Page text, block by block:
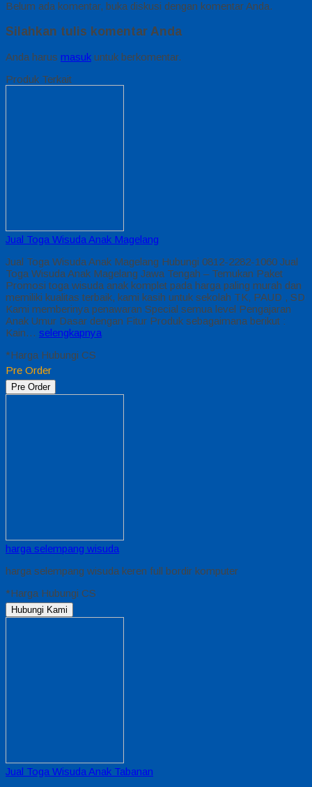
Belum ada komentar, buka diskusi dengan komentar Anda.
Silahkan tulis komentar Anda
Anda harus masuk untuk berkomentar.
Produk Terkait
Jual Toga Wisuda Anak Magelang
Jual Toga Wisuda Anak Magelang Hubungi 0812-2282-1060 Jual
Toga Wisuda Anak Magelang Jawa Tengah – Temukan Paket
Promosi toga wisuda anak komplet pada harga paling murah dan
memiliki kualitas terbaik, kami kasih untuk sekolah TK, PAUD , SD
Kami memberinya penawaran Special semua level Pengajaran
Anak Umur Dasar dengan Fitur Produk sebagaimana berikut :
Kain… selengkapnya
*Harga Hubungi CS
Pre Order
Pre Order
harga selempang wisuda
harga selempang wisuda keren full bordir komputer
*Harga Hubungi CS
Hubungi Kami
Jual Toga Wisuda Anak Tabanan